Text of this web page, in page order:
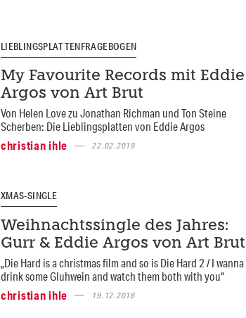
LIEBLINGSPLATTENFRAGEBOGEN
My Favourite Records mit Eddie
Argos von Art Brut
Von Helen Love zu Jonathan Richman und Ton Steine
Scherben: Die Lieblingsplatten von Eddie Argos
christian ihle
22.02.2019
XMAS-SINGLE
Weihnachtssingle des Jahres:
Gurr & Eddie Argos von Art Brut
„Die Hard is a christmas film and so is Die Hard 2 / I wanna
drink some Gluhwein and watch them both with you“
christian ihle
19.12.2018